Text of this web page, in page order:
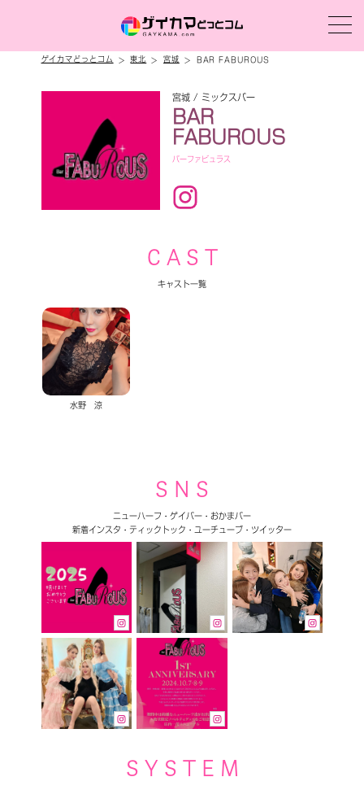
ゲイカマどっとコム 東北 宮城 BAR FABUROUS
宮城 / ミックスバー
BAR
FABUROUS
バーファビュラス
C A S T
キャスト一覧
水野 涼
S N S
ニューハーフ・ゲイバー・おかまバー
新着インスタ・ティックトック・ユーチューブ・ツイッター
S Y S T E M